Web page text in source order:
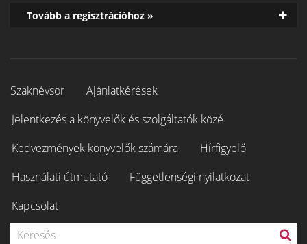
Tovább a regisztrációhoz »
Szaknévsor
Ajánlatkérések
Jelentkezés a könyvelők és szolgáltatók közé
Kedvezmények könyvelők számára
Hírfigyelő
Használati útmutató
Függetlenségi nyilatkozat
Kapcsolat